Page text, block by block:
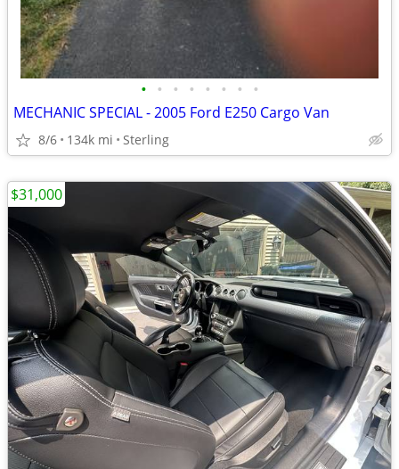
• • • • • • • •
MECHANIC SPECIAL - 2005 Ford E250 Cargo Van
8/6 134k mi Sterling
$31,000